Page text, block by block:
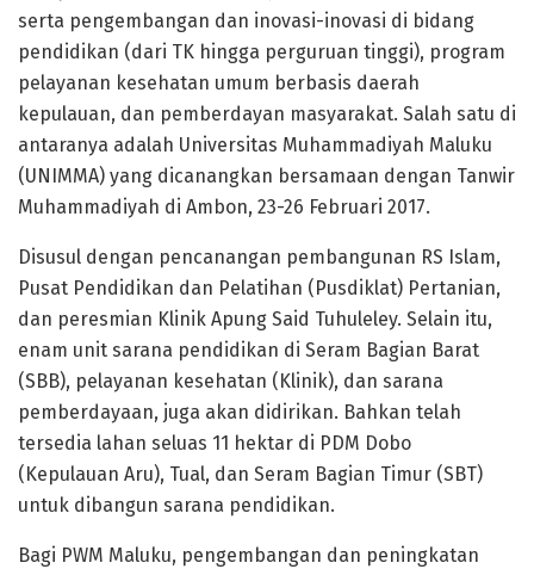
serta pengembangan dan inovasi-inovasi di bidang
pendidikan (dari TK hingga perguruan tinggi), program
pelayanan kesehatan umum berbasis daerah
kepulauan, dan pemberdayan masyarakat. Salah satu di
antaranya adalah Universitas Muhammadiyah Maluku
(UNIMMA) yang dicanangkan bersamaan dengan Tanwir
Muhammadiyah di Ambon, 23-26 Februari 2017.
Disusul dengan pencanangan pembangunan RS Islam,
Pusat Pendidikan dan Pelatihan (Pusdiklat) Pertanian,
dan peresmian Klinik Apung Said Tuhuleley. Selain itu,
enam unit sarana pendidikan di Seram Bagian Barat
(SBB), pelayanan kesehatan (Klinik), dan sarana
pemberdayaan, juga akan didirikan. Bahkan telah
tersedia lahan seluas 11 hektar di PDM Dobo
(Kepulauan Aru), Tual, dan Seram Bagian Timur (SBT)
untuk dibangun sarana pendidikan.
Bagi PWM Maluku, pengembangan dan peningkatan